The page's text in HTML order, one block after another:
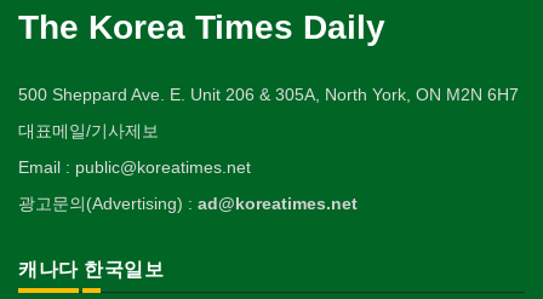
The Korea Times Daily
500 Sheppard Ave. E. Unit 206 & 305A, North York, ON M2N 6H7
대표메일/기사제보
Email : public@koreatimes.net
광고문의(Advertising) : ad@koreatimes.net
캐나다 한국일보